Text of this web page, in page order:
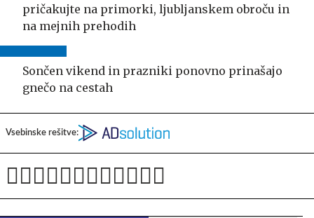
pričakujte na primorki, ljubljanskem obroču in
na mejnih prehodih
Sončen vikend in prazniki ponovno prinašajo
gnečo na cestah
Vsebinske rešitve: